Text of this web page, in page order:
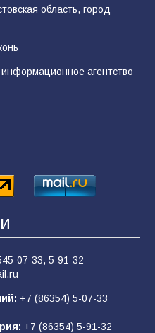
в ходе
награды
Всероссийского
область, город
агентство
07-33, 5-91-32
+7 (86354) 5-07-33
+7 (86354) 5-91-32